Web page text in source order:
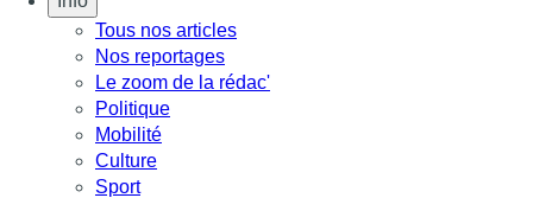
Tous nos articles
Nos reportages
Le zoom de la rédac'
Politique
Mobilité
Culture
Sport